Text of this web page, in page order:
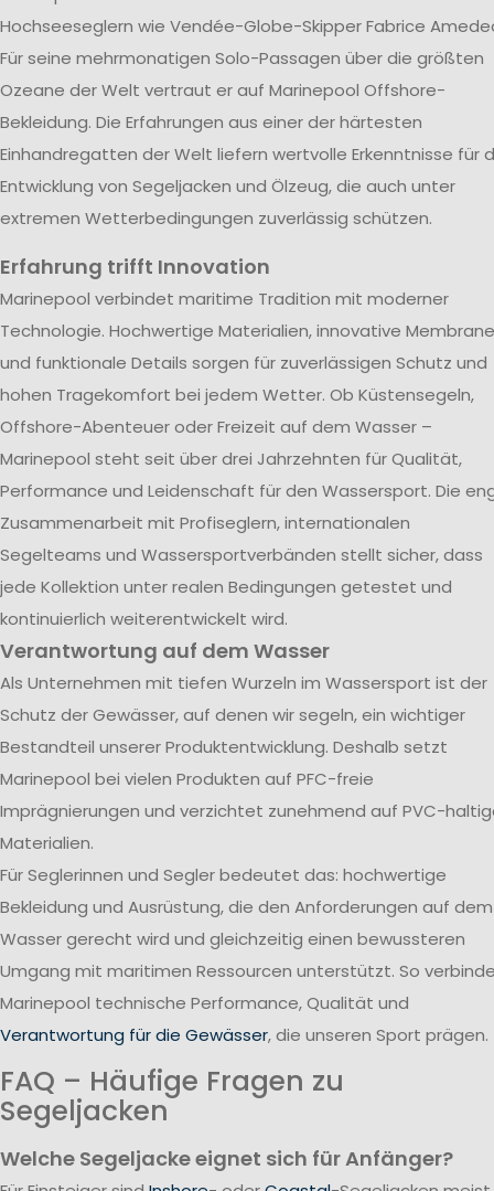
Hochseeseglern wie Vendée-Globe-Skipper Fabrice
Für seine mehrmonatigen Solo-Passagen über die größten
Ozeane der Welt vertraut er auf Marinepool Offshore-
Bekleidung. Die Erfahrungen aus einer der härtesten
Einhandregatten der Welt liefern wertvolle Erkenntnisse für
Entwicklung von Segeljacken und Ölzeug, die auch unter
extremen Wetterbedingungen zuverlässig schützen.
Erfahrung trifft Innovation
Marinepool verbindet maritime Tradition mit moderner
Technologie. Hochwertige Materialien, innovative
und funktionale Details sorgen für zuverlässigen Schutz und
hohen Tragekomfort bei jedem Wetter. Ob Küstensegeln,
Offshore-Abenteuer oder Freizeit auf dem Wasser –
Marinepool steht seit über drei Jahrzehnten für Qualität,
Performance und Leidenschaft für den Wassersport. Die
Zusammenarbeit mit Profiseglern, internationalen
Segelteams und Wassersportverbänden stellt sicher, dass
jede Kollektion unter realen Bedingungen getestet und
kontinuierlich weiterentwickelt wird.
Verantwortung auf dem Wasser
Als Unternehmen mit tiefen Wurzeln im Wassersport ist der
Schutz der Gewässer, auf denen wir segeln, ein wichtiger
Bestandteil unserer Produktentwicklung. Deshalb setzt
Marinepool bei vielen Produkten auf PFC-freie
Imprägnierungen und verzichtet zunehmend auf PVC-
Materialien.
Für Seglerinnen und Segler bedeutet das: hochwertige
Bekleidung und Ausrüstung, die den Anforderungen auf dem
Wasser gerecht wird und gleichzeitig einen bewussteren
Umgang mit maritimen Ressourcen unterstützt. So
Marinepool technische Performance, Qualität und
Verantwortung für die Gewässer, die unseren Sport prägen.
FAQ – Häufige Fragen zu
Segeljacken
Welche Segeljacke eignet sich für Anfänger?